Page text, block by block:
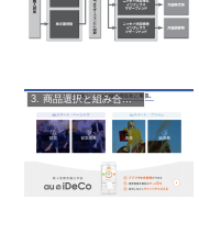
3. 商品選択と組み合わせ